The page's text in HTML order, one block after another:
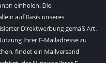
einholen. Die
auf Basis unseres
Direktwerbung gemäß Art.
Ihrer E-Mailadresse zu
findet ein Mailversand